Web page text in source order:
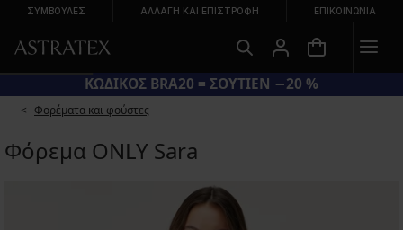
ΣΥΜΒΟΥΛΕΣ ΑΛΛΑΓΉ ΚΑΙ ΕΠΙΣΤΡΟΦΉ ΕΠΙΚΟΙΝΩΝΊΑ
ΚΩΔΙΚΟΣ BRA20 = ΣΟΥΤΙΕΝ −20 %
Φορέματα και φούστες
Φόρεμα ONLY Sara